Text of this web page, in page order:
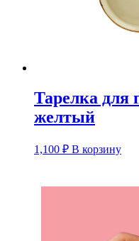
Тарелка для
желтый
1,100 ₽ В корзину